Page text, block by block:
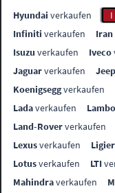
Hyundai verkaufen I
Infiniti verkaufen
Isuzu verkaufen Iveco
Jaguarverkaufen Jeep
Koenigseggverkaufen
Ladaverkaufen
Land-Roververkaufen
Lexusverkaufen Ligier
Lotusverkaufen LTI
Mahindraverkaufen